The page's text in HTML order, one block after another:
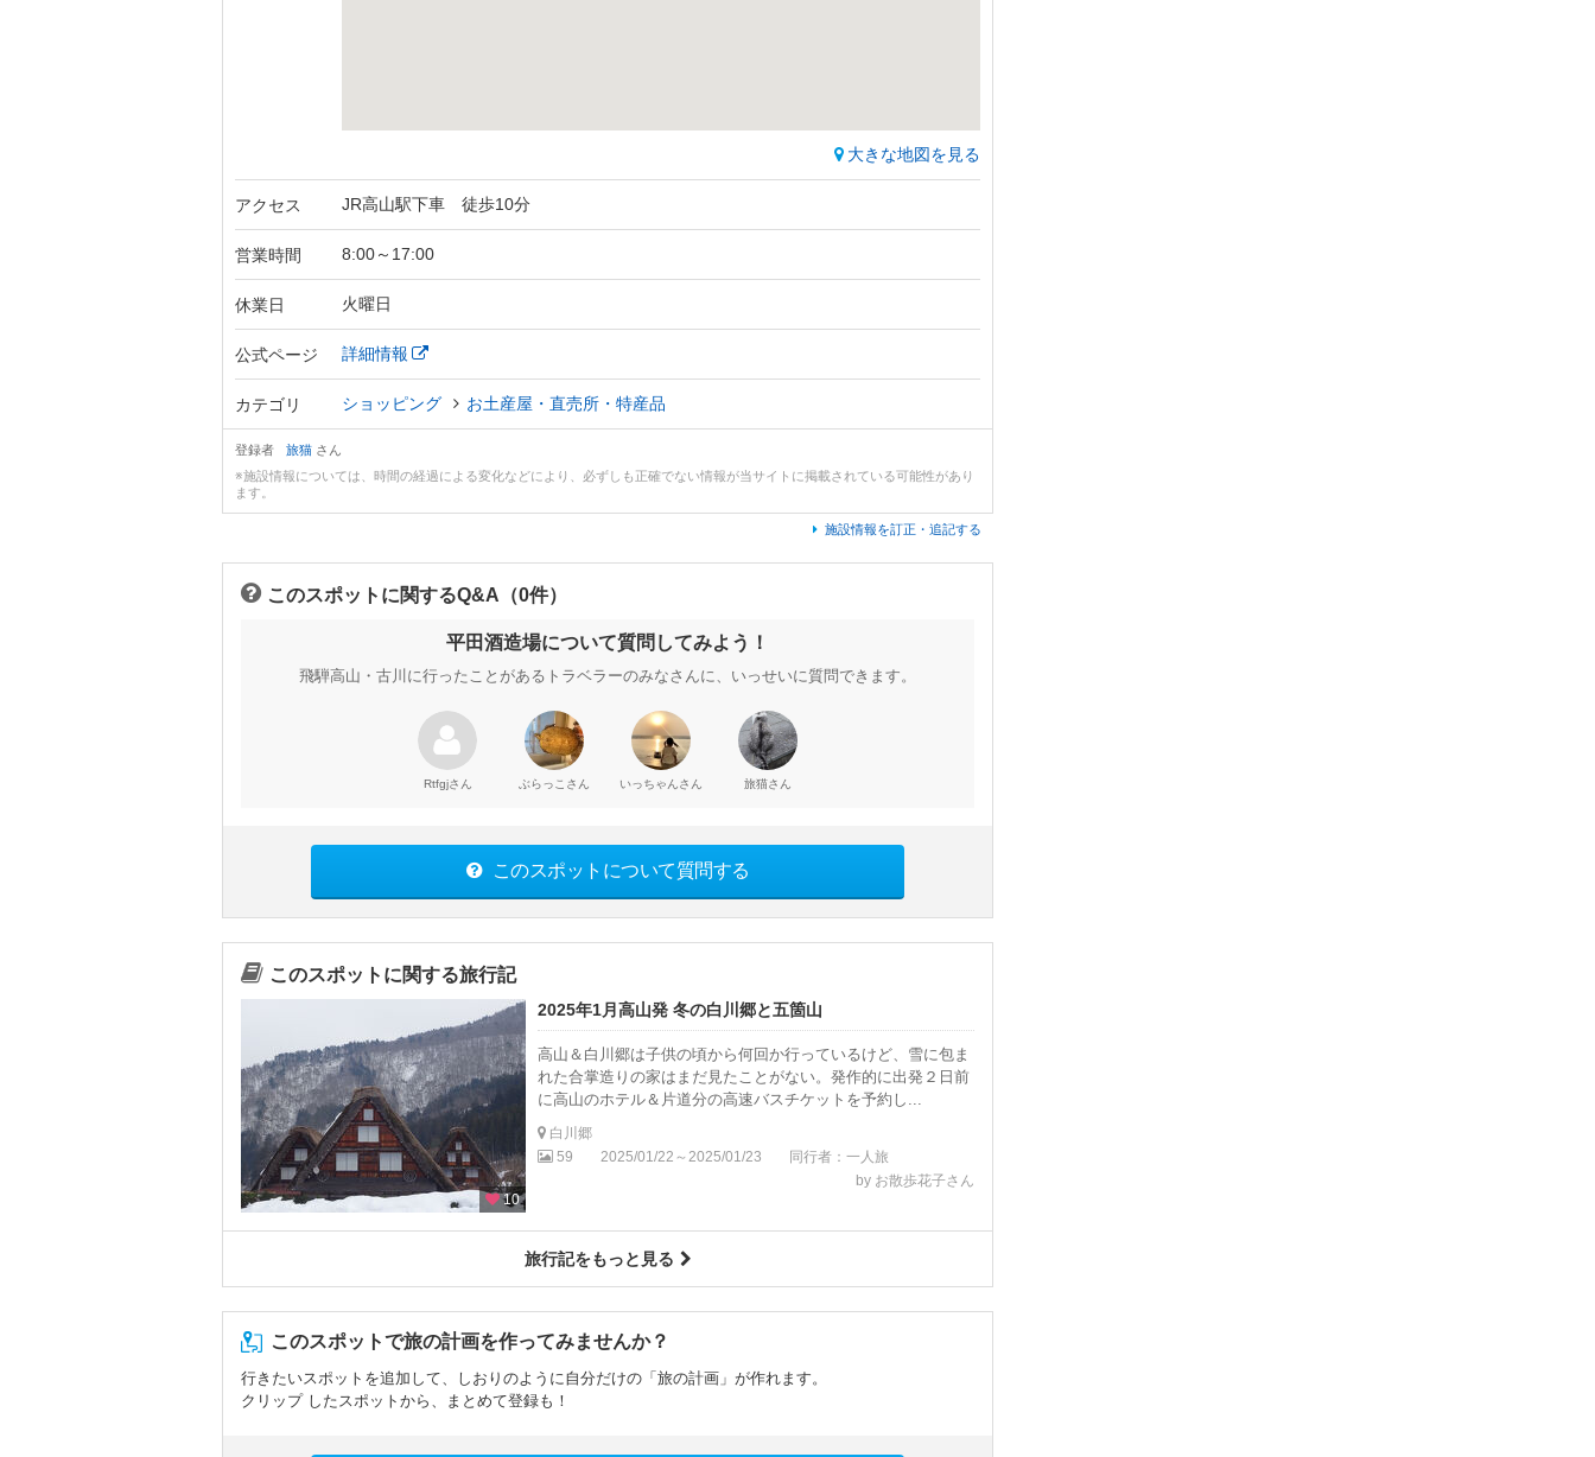
大きな地図を見る
アクセス JR高山駅下車 徒歩10分
営業時間 8:00～17:00
休業日 火曜日
公式ページ 詳細情報
カテゴリ ショッピング お土産屋・直売所・特産品
登録者 旅猫 さん
※施設情報については、時間の経過による変化などにより、必ずしも正確でない情報が当サイトに掲載されている可能性があり
ます。
施設情報を訂正・追記する
このスポットに関するQ&A（0件）
平田酒造場について質問してみよう！
飛騨高山・古川に行ったことがあるトラベラーのみなさんに、いっせいに質問できます。
Rtfgjさん ぶらっこ さん いっちゃん さん 旅猫さん
このスポットについて質問する
このスポットに関する旅行記
10
2025年1月高山発 冬の白川郷と五箇山
高山＆白川郷は子供の頃から何回か行っているけど、雪に包ま
れた合掌造りの家はまだ見たことがない。発作的に出発２日前
に高山のホテル＆片道分の高速バスチケットを予約し...
白川郷
59
2025/01/22～2025/01/23
同行者：一人旅
by お散歩花子さん
旅行記をもっと見る
このスポットで旅の計画を作ってみませんか？
行きたいスポットを追加して、しおりのように自分だけの「旅の計画」が作れます。
クリップ したスポットから、まとめて登録も！